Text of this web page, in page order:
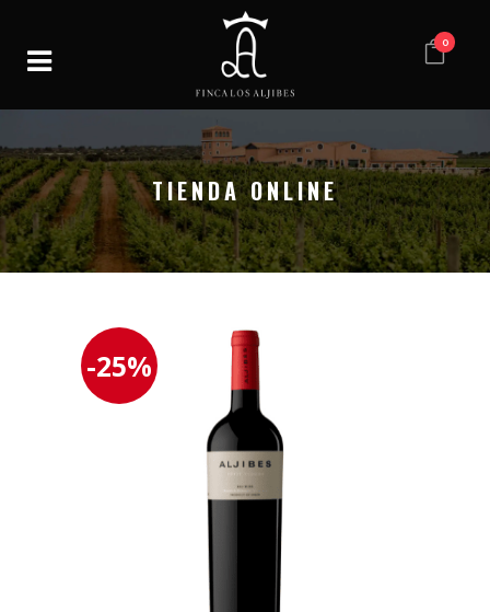
0
TIENDA ONLINE
-25%